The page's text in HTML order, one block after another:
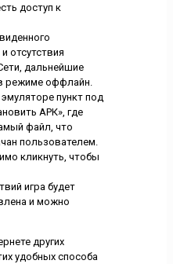
доступ к
отсутствия
дальнейшие
режиме оффлайн.
пункт под
АРК», где
файл, что
пользователем.
кликнуть, чтобы
игра будет
и можно
других
удобных способа